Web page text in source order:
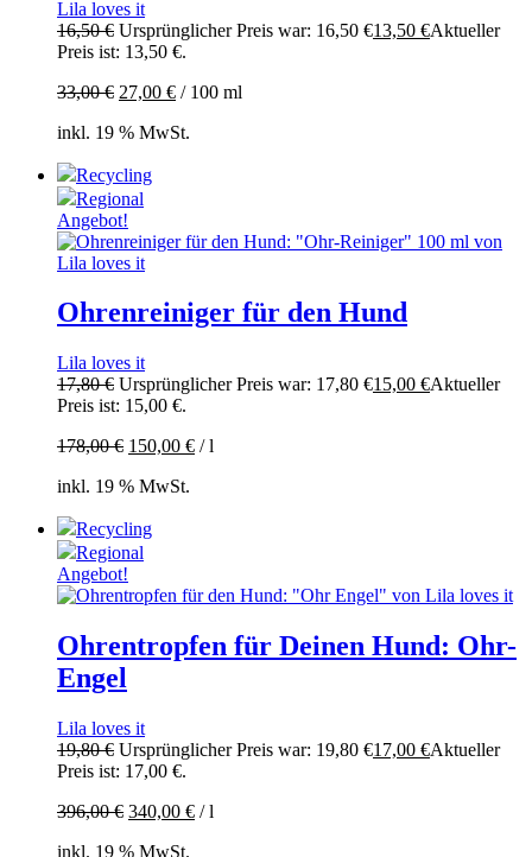
Lila loves it
16,50€ Ursprünglicher Preis war: 16,50 €13,50 €Aktueller
Preis ist: 13,50 €.
33,00€ 27,00 € / 100 ml
inkl. 19 % MwSt.
Recycling
Regional
Angebot!
Ohrenreiniger für den Hund
Lila loves it
17,80€ Ursprünglicher Preis war: 17,80 €15,00 €Aktueller
Preis ist: 15,00 €.
178,00€ 150,00 € /l
inkl. 19 % MwSt.
Recycling
Regional
Angebot!
Ohrentropfen für Deinen Hund: Ohr-
Engel
Lila loves it
19,80€ Ursprünglicher Preis war: 19,80 €17,00 €Aktueller
Preis ist: 17,00 €.
396,00€ 340,00 € /l
inkl. 19 % MwSt.